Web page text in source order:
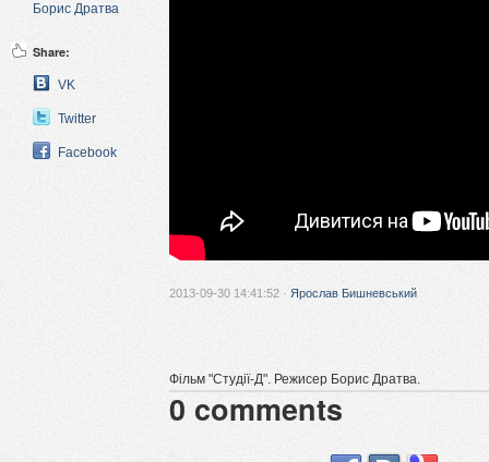
Борис Дратва
Share:
VK
Twitter
Facebook
2013-09-30 14:41:52 · Ярослав Бишневський
Фільм "Студії-Д". Режисер Борис Дратва.
0 comments